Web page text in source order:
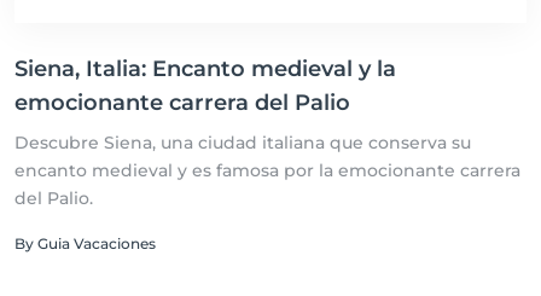
Siena, Italia: Encanto medieval y la
emocionante carrera del Palio
Descubre Siena, una ciudad italiana que conserva su
encanto medieval y es famosa por la emocionante carrera
del Palio.
By Guia Vacaciones